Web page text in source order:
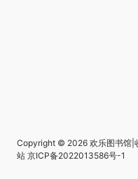
Copyright © 2026 欢乐图书馆|
站 京ICP备2022013586号-1